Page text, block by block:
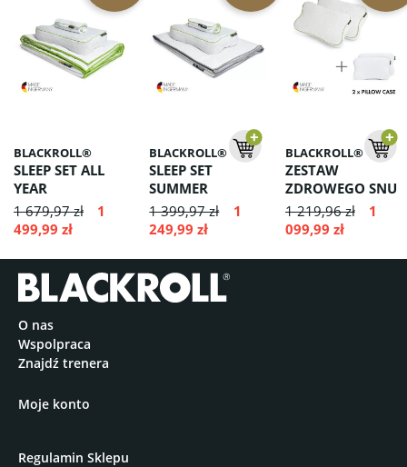
BLACKROLL®
SLEEP SET ALL
YEAR
Ergonomiczna
poduszka,
poszewka i
termoregulacyjna
kołdra – idealne
połączenie dla
regeneracji i
zdrowego snu
niezależnie od pory
roku.
1 679,97 zł
1
499,99 zł
BLACKROLL®
SLEEP SET
SUMMER
Lekka kołdra,
ergonomiczna
poduszka i letnia
poszewka
zapewniające
komfortowy,
regeneracyjny sen
1 399,97 zł
1
249,99 zł
BLACKROLL®
ZESTAW
ZDROWEGO SNU
Dwie poduszki i
dwie dodatkowe
poszewki.
1 219,96 zł
1
099,99 zł
O nas
Wspolpraca
Znajdź trenera
Moje konto
Regulamin Sklepu